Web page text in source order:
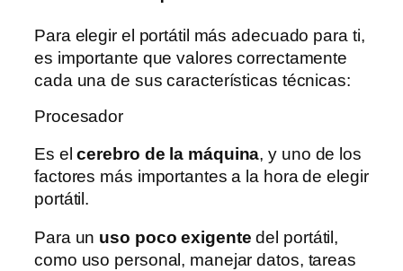
Para elegir el portátil más adecuado para ti,
es importante que valores correctamente
cada una de sus características técnicas:
Procesador
Es elcerebro de la máquina, y uno de los
factores más importantes a la hora de elegir
portátil.
Para un uso poco exigente del portátil,
como uso personal, manejar datos, tareas